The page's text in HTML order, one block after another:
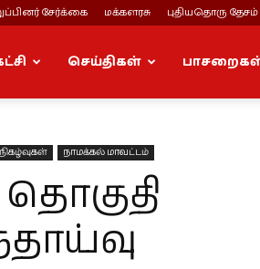
சேர்க்கை மக்களரசு புதியதொரு
செய்திகள்
நாமக்கல் மாவட்டம்